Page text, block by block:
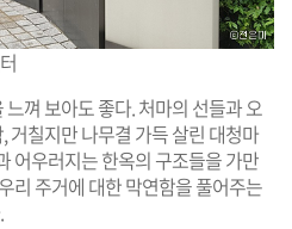
껴 보아도 좋다. 처마의 선들과 오
거칠지만 나무결 가득 살린 대청마
어우러지는 한옥의 구조들을 가만
리 주거에 대한 막연함을 풀어주는